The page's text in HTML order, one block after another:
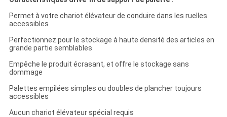
Permet à votre chariot élévateur de conduire dans les ruelles
accessibles
Perfectionnez pour le stockage à haute densité des articles en
grande partie semblables
Empêche le produit écrasant, et offre le stockage sans
dommage
Palettes empilées simples ou doubles de plancher toujours
accessibles
Aucun chariot élévateur spécial requis